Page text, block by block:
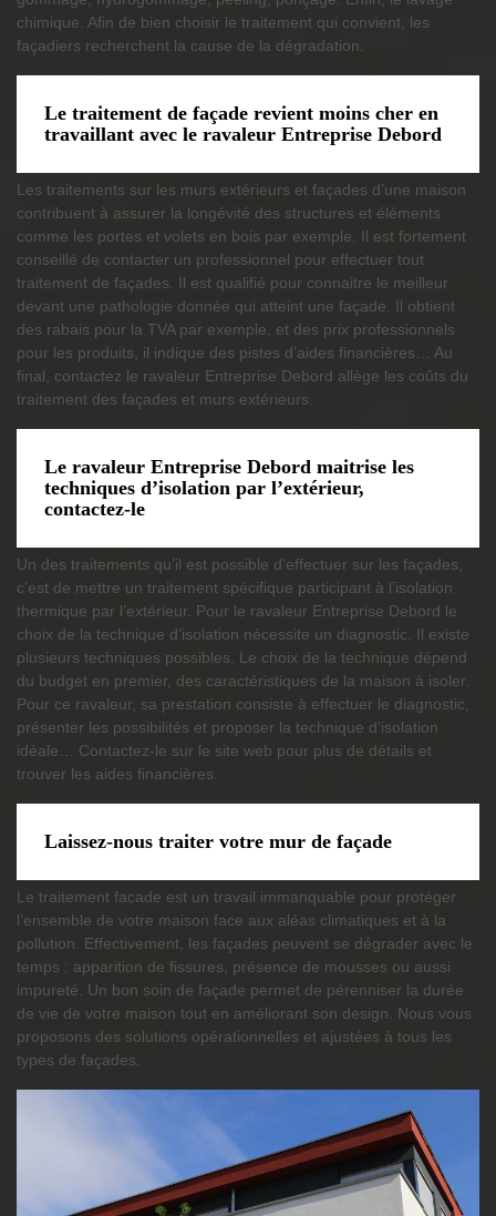
chimique. Afin de bien choisir le traitement qui convient, les
façadiers recherchent la cause de la dégradation.
Le traitement de façade revient moins cher en
travaillant avec le ravaleur Entreprise Debord
Les traitements sur les murs extérieurs et façades d’une maison
contribuent à assurer la longévité des structures et éléments
comme les portes et volets en bois par exemple. Il est fortement
conseillé de contacter un professionnel pour effectuer tout
traitement de façades. Il est qualifié pour connaitre le meilleur
devant une pathologie donnée qui atteint une façade. Il obtient
des rabais pour la TVA par exemple, et des prix professionnels
pour les produits, il indique des pistes d’aides financières… Au
final, contactez le ravaleur Entreprise Debord allège les coûts du
traitement des façades et murs extérieurs.
Le ravaleur Entreprise Debord maitrise les
techniques d’isolation par l’extérieur,
contactez-le
Un des traitements qu’il est possible d’effectuer sur les façades,
c’est de mettre un traitement spécifique participant à l’isolation
thermique par l’extérieur. Pour le ravaleur Entreprise Debord le
choix de la technique d’isolation nécessite un diagnostic. Il existe
plusieurs techniques possibles. Le choix de la technique dépend
du budget en premier, des caractéristiques de la maison à isoler.
Pour ce ravaleur, sa prestation consiste à effectuer le diagnostic,
présenter les possibilités et proposer la technique d’isolation
idéale… Contactez-le sur le site web pour plus de détails et
trouver les aides financières.
Laissez-nous traiter votre mur de façade
Le traitement facade est un travail immanquable pour protéger
l’ensemble de votre maison face aux aléas climatiques et à la
pollution. Effectivement, les façades peuvent se dégrader avec le
temps : apparition de fissures, présence de mousses ou aussi
impureté. Un bon soin de façade permet de pérenniser la durée
de vie de votre maison tout en améliorant son design. Nous vous
proposons des solutions opérationnelles et ajustées à tous les
types de façades.